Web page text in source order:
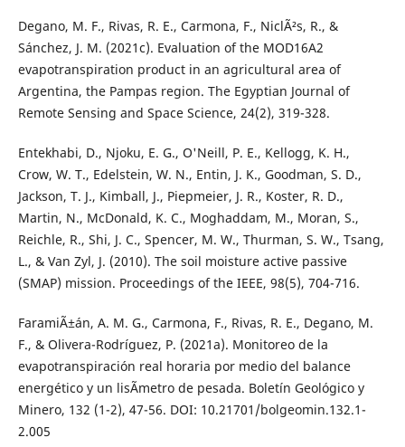
Degano, M. F., Rivas, R. E., Carmona, F., NiclÃ²s, R., &
Sánchez, J. M. (2021c). Evaluation of the MOD16A2
evapotranspiration product in an agricultural area of
Argentina, the Pampas region. The Egyptian Journal of
Remote Sensing and Space Science, 24(2), 319-328.
Entekhabi, D., Njoku, E. G., O'Neill, P. E., Kellogg, K. H.,
Crow, W. T., Edelstein, W. N., Entin, J. K., Goodman, S. D.,
Jackson, T. J., Kimball, J., Piepmeier, J. R., Koster, R. D.,
Martin, N., McDonald, K. C., Moghaddam, M., Moran, S.,
Reichle, R., Shi, J. C., Spencer, M. W., Thurman, S. W., Tsang,
L., & Van Zyl, J. (2010). The soil moisture active passive
(SMAP) mission. Proceedings of the IEEE, 98(5), 704-716.
FaramiÃ±án, A. M. G., Carmona, F., Rivas, R. E., Degano, M.
F., & Olivera-Rodríguez, P. (2021a). Monitoreo de la
evapotranspiración real horaria por medio del balance
energético y un lisÃ­metro de pesada. Boletín Geológico y
Minero, 132 (1-2), 47-56. DOI: 10.21701/bolgeomin.132.1-
2.005